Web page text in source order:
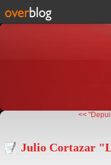
<<
Julio Cortazar